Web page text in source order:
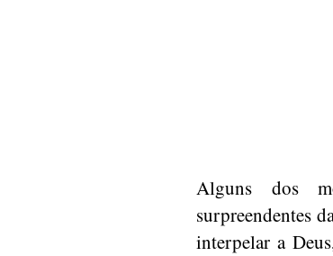
Alguns dos
surpreendentes
interpelar a